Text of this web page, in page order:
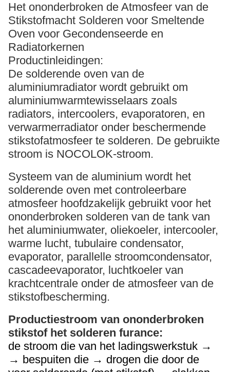
Het ononderbroken de Atmosfeer van de
Stikstofmacht Solderen voor Smeltende
Oven voor Gecondenseerde en
Radiatorkernen
Productinleidingen:
De solderende oven van de
aluminiumradiator wordt gebruikt om
aluminiumwarmtewisselaars zoals
radiators, intercoolers, evaporatoren, en
verwarmerradiator onder beschermende
stikstofatmosfeer te solderen. De gebruikte
stroom is NOCOLOK-stroom.
Systeem van de aluminium wordt het
solderende oven met controleerbare
atmosfeer hoofdzakelijk gebruikt voor het
ononderbroken solderen van de tank van
het aluminiumwater, oliekoeler, intercooler,
warme lucht, tubulaire condensator,
evaporator, parallelle stroomcondensator,
cascadeevaporator, luchtkoeler van
krachtcentrale onder de atmosfeer van de
stikstofbescherming.
Productiestroom van ononderbroken
stikstof het solderen furance:
de stroom die van het ladingswerkstuk →
→ bespuiten die → drogen die door de